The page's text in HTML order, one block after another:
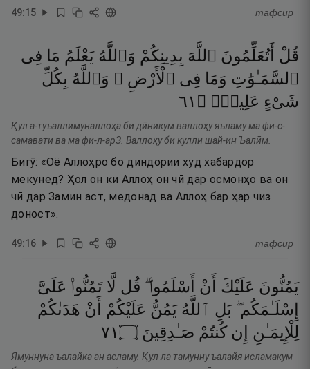
49:15 тафсир
قُلْ أَتُعَلِّمُونَ ٱللَّهَ بِدِينِكُمْ وَٱللَّهُ يَعْلَمُ مَا فِى
ٱلسَّمَـٰوَٰتِ وَمَا فِى ٱلْأَرْضِ ۚ وَٱللَّهُ بِكُلِّ
شَىْءٍ عَلِيمٌۭ ۝ ١٦
Қул а-туъаллимуналлоҳа би дӣникум валлоҳу яъламу ма фи-с-
самавати ва ма фи-л-арЗ. Валлоҳу би кулли шай-ин Ъалӣм.
Бигӯ: «Оё Аллоҳро бо диндории худ хабардор
мекунед? Ҳол он ки Аллоҳ он чӣ дар осмонҳо ва он
чӣ дар Замин аст, медонад ва Аллоҳ бар ҳар чиз
доност».
49:16 тафсир
يَمُنُّونَ عَلَيْكَ أَنْ أَسْلَمُوا۟ ۖ قُل لَّا تَمُنُّوا۟ عَلَىَّ
إِسْلَـٰمَكُم ۖ بَلِ ٱللَّهُ يَمُنُّ عَلَيْكُمْ أَنْ هَدَىٰكُمْ
لِلْإِيمَـٰنِ
إِن كُنتُمْ صَـٰدِقِينَ ۝١٧
Ямуннуна ъалайка ан асламу. Қул ла тамунну ъалайя исламакум